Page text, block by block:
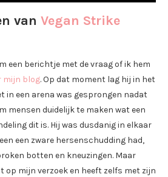
van Vegan Strike
een berichtje met de vraag of ik hem
mijn blog. Op dat moment lag hij in het
in een arena was gesprongen nadat
mensen duidelijk te maken wat een
dit is. Hij was dusdanig in elkaar
een zware hersenschudding had,
botten en kneuzingen. Maar
op mijn verzoek en heeft zelfs met zijn